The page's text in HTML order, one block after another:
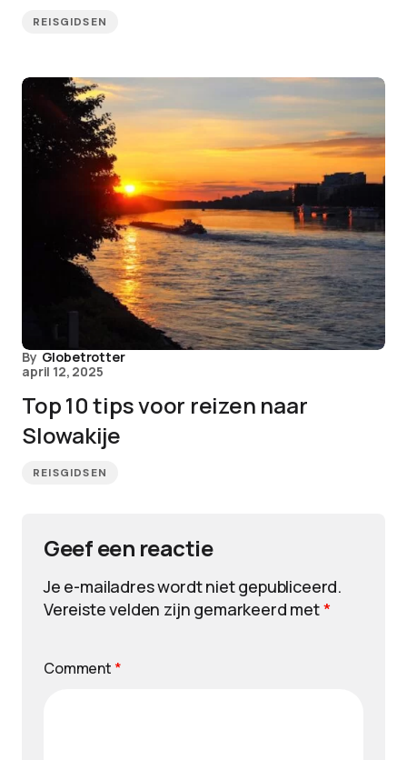
REISGIDSEN
By Globetrotter
april 12, 2025
Top 10 tips voor reizen naar
Slowakije
REISGIDSEN
Geef een reactie
Je e-mailadres wordt niet gepubliceerd.
Vereiste velden zijn gemarkeerd met*
Comment *